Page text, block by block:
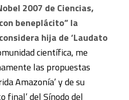
2007 de Ciencias,
beneplácito” la
hija de ‘Laudato
científica, me
las propuestas
Amazonía’ y de su
final’ del Sínodo del